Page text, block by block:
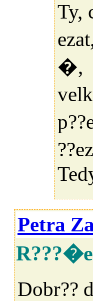
Ty,
�,
Petra
Dobr??